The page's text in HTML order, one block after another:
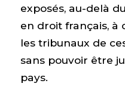
exposés, au-delà
en droit français, à
les tribunaux de
sans pouvoir être
pays.